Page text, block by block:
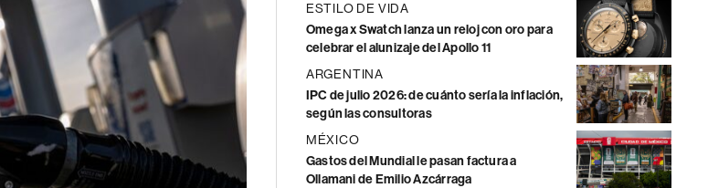
ESTILO DE VIDA
Omega x Swatch lanza un reloj con oro para
celebrar el alunizaje del Apollo 11
ARGENTINA
IPC de julio 2026: de cuánto sería la inflación,
según las consultoras
MÉXICO
Gastos del Mundial le pasan factura a
Ollamani de Emilio Azcárraga